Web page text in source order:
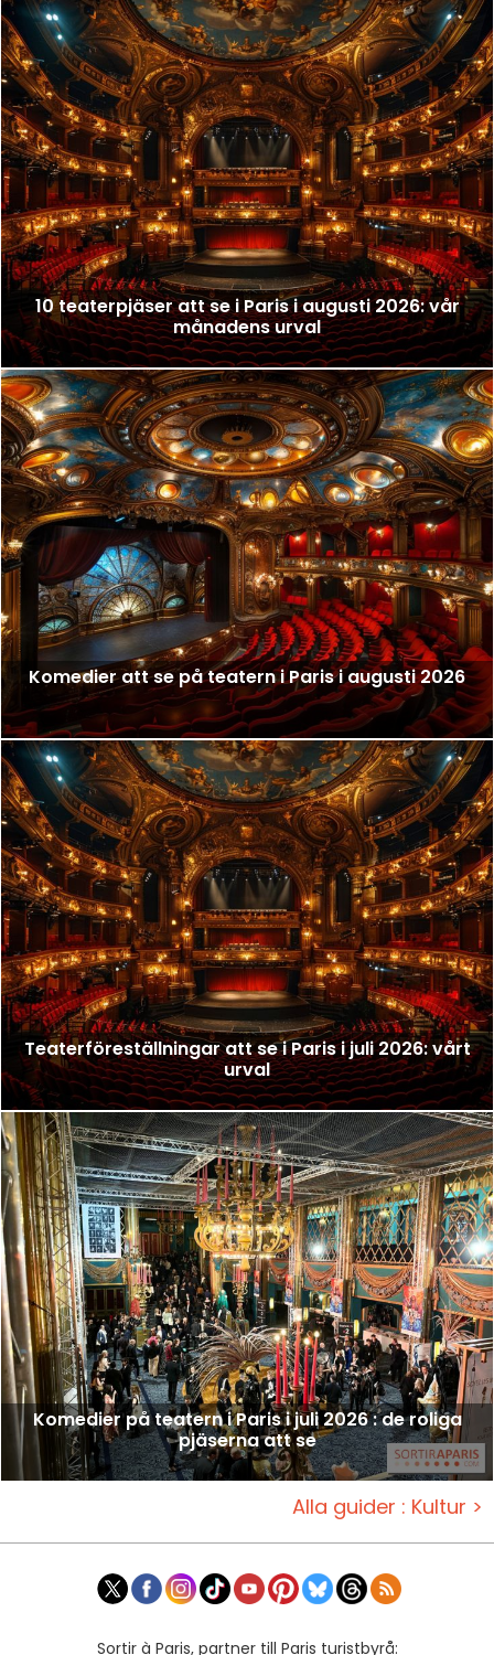
10 teaterpjäser att se i Paris i augusti 2026: vår
månadens urval
Komedier att se på teatern i Paris i augusti 2026
Teaterföreställningar att se i Paris i juli 2026: vårt
urval
Komedier på teatern i Paris i juli 2026 : de roliga
pjäserna att se
Alla guider : Kultur >
Sortir à Paris, partner till Paris turistbyrå: